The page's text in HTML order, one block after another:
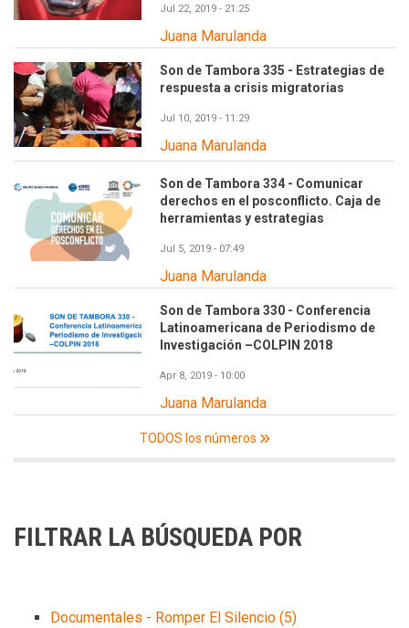
Jul 22, 2019 - 21:25
Juana Marulanda
Son de Tambora 335 - Estrategias de
respuesta a crisis migratorias
Jul 10, 2019 - 11:29
Juana Marulanda
Son de Tambora 334 - Comunicar
derechos en el posconflicto. Caja de
herramientas y estrategias
Jul 5, 2019 - 07:49
Juana Marulanda
Son de Tambora 330 - Conferencia
Latinoamericana de Periodismo de
Investigación –COLPIN 2018
Apr 8, 2019 - 10:00
Juana Marulanda
TODOS los números
FILTRAR LA BÚSQUEDA POR
Documentales - Romper El Silencio (5)